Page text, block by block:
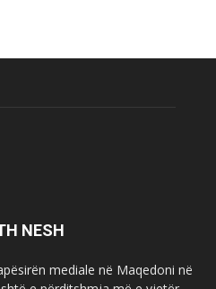
NESH
mediale në Maqedoni në